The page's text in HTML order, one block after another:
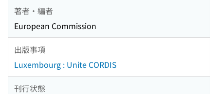
著者・編者
European Commission
出版事項
Luxembourg : Unite CORDIS
刊行状態